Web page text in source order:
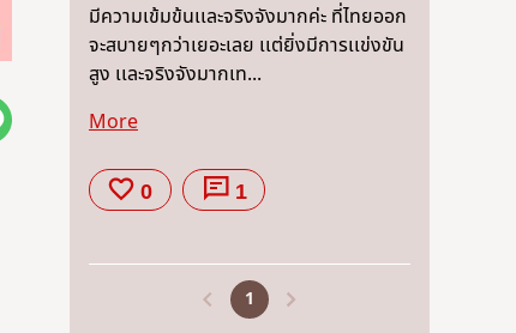
มีความเข้มข้นเเละจริงจังมากค่ะ ที่ไทยออก
จะสบายๆกว่าเยอะเลย เเต่ยิ่งมีการเเข่งขัน
สูง เเละจริงจังมากเท...
More
0 1
1